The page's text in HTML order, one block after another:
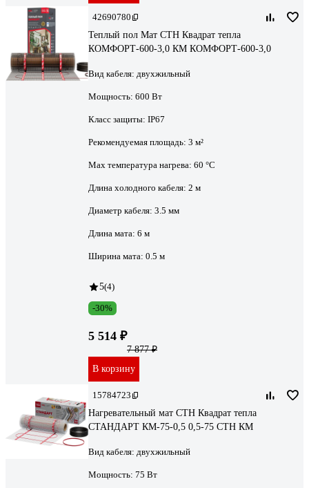
42690780
Теплый пол Мат СТН Квадрат тепла
КОМФОРТ-600-3,0 КМ КОМФОРТ-600-3,0
Вид кабеля: двухжильный
Мощность: 600 Вт
Класс защиты: IP67
Рекомендуемая площадь: 3 м²
Max температура нагрева: 60 °С
Длина холодного кабеля: 2 м
Диаметр кабеля: 3.5 мм
Длина мата: 6 м
Ширина мата: 0.5 м
5(4)
-30%
5 514 ₽
7 877 ₽
В корзину
15784723
Нагревательный мат СТН Квадрат тепла
СТАНДАРТ КМ-75-0,5 0,5-75 СТН КМ
Вид кабеля: двухжильный
Мощность: 75 Вт